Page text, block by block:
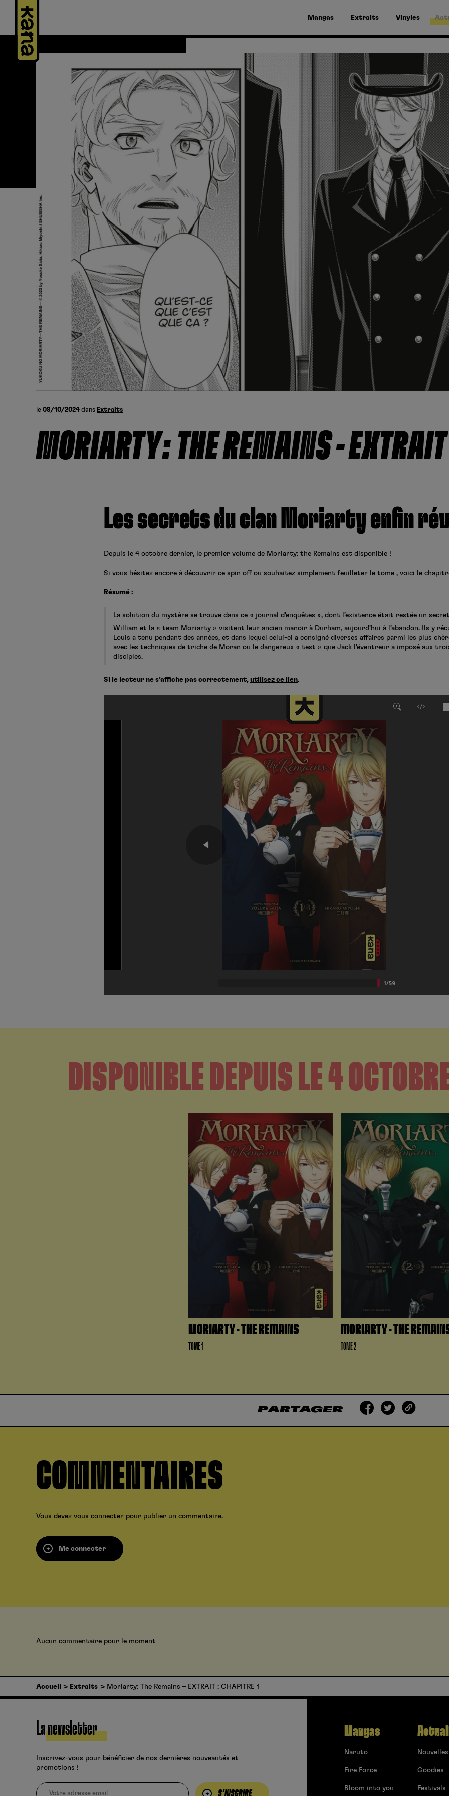
Mangas Extraits Vinyles
le 08/10/2024 dans Extraits
MORIARTY: THE REMAINS –
Les secrets du clan Moriarty enfin
Depuis le 4 octobre dernier, le premier volume de Moriarty: the Remains est disponible !
Si vous hésitez encore à découvrir ce spin off ou souhaitez simplement feuilleter le tome , voici le
Résumé :
La solution du mystère se trouve dans ce « journal d’enquêtes », dont l’existence était restée un
William et la « team Moriarty » visitent leur ancien manoir à Durham, aujourd’hui à l’abandon. Ils y
Louis a tenu pendant des années, et dans lequel celui-ci a consigné diverses affaires parmi les plus
avec les techniques de triche de Moran ou le dangereux « test » que Jack l’éventreur a imposé aux
disciples.
Si le lecteur ne s’affiche pas correctement, utilisez ce lien.
DISPONIBLE DEPUIS LE 4
MORIARTY – THE REMAINS
TOME 1
MORIARTY – THE
TOME 2
PARTAGER
COMMENTAIRES
Vous devez vous connecter pour publier un commentaire.
Me connecter
Aucun commentaire pour le moment
Accueil Extraits Moriarty: The Remains – EXTRAIT : CHAPITRE 1
La newsletter
Inscrivez-vous pour bénéficier de nos dernières nouveautés et
promotions !
S’INSCRIRE
Mangas
Naruto
Fire Force
Bloom into you
Goodies
Festivals
Panneau de gestion des cookies